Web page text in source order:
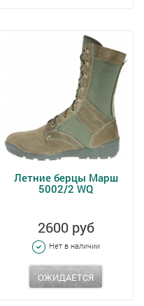
Летние берцы Марш
5002/2 WQ
2600 руб
Нет в наличии
ОЖИДАЕТСЯ